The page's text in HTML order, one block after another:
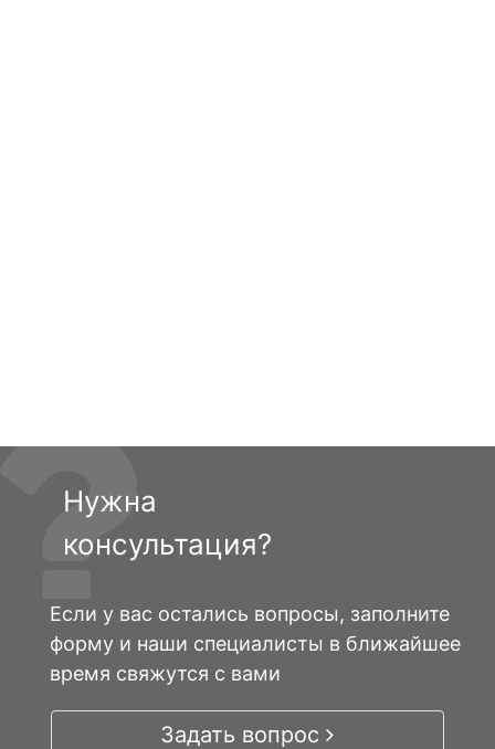
Нужна
консультация?
Если у вас остались вопросы, заполните
форму и наши специалисты в ближайшее
время свяжутся с вами
Задать вопрос